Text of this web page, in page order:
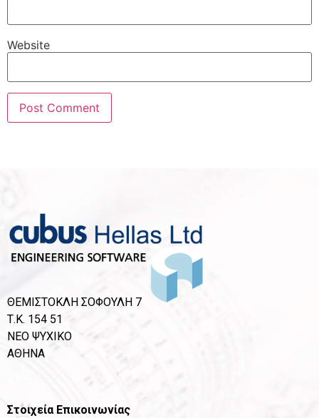
Website
ΘΕΜΙΣΤΟΚΛΗ ΣΟΦΟΥΛΗ 7
Τ.Κ. 154 51
ΝΕΟ ΨΥΧΙΚΟ
ΑΘΗΝΑ
Στοιχεία Επικοινωνίας